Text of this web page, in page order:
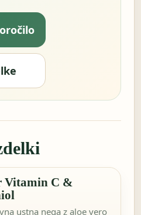
Vitamin C &
ustna nega z aloe vero